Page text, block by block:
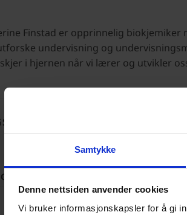
Samtykke
Denne nettsiden anvender cookies
Vi bruker informasjonskapsler for å gi
Finstad er opprinnelig
undervisning og
i hjernen når vi lærer og utvikler